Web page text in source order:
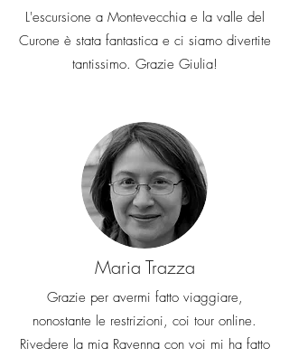
L'escursione a Montevecchia e la valle del
Curone è stata fantastica e ci siamo divertite
tantissimo. Grazie Giulia!
Maria Trazza
Grazie per avermi fatto viaggiare,
nonostante le restrizioni, coi tour online.
Rivedere la mia Ravenna con voi mi ha fatto